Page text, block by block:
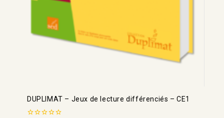
DUPLIMAT – Jeux de lecture différenciés – CE1